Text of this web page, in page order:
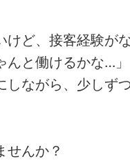
けど、接客経験が
んと働けるかな…」
しながら、少しず
せんか？